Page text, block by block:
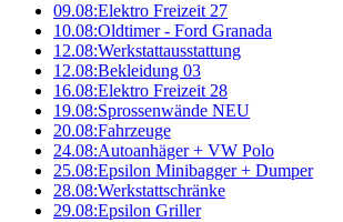
09.08:Elektro Freizeit 27
10.08:Oldtimer - Ford Granada
12.08:Werkstattausstattung
12.08:Bekleidung 03
16.08:Elektro Freizeit 28
19.08:Sprossenwände NEU
20.08:Fahrzeuge
24.08:Autoanhäger + VW Polo
25.08:Epsilon Minibagger + Dumper
28.08:Werkstattschränke
29.08:Epsilon Griller